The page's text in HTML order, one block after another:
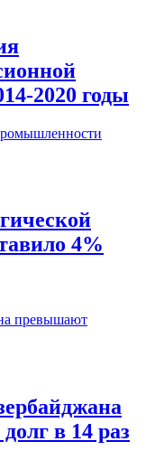
2020 годы
4%
в 14 раз